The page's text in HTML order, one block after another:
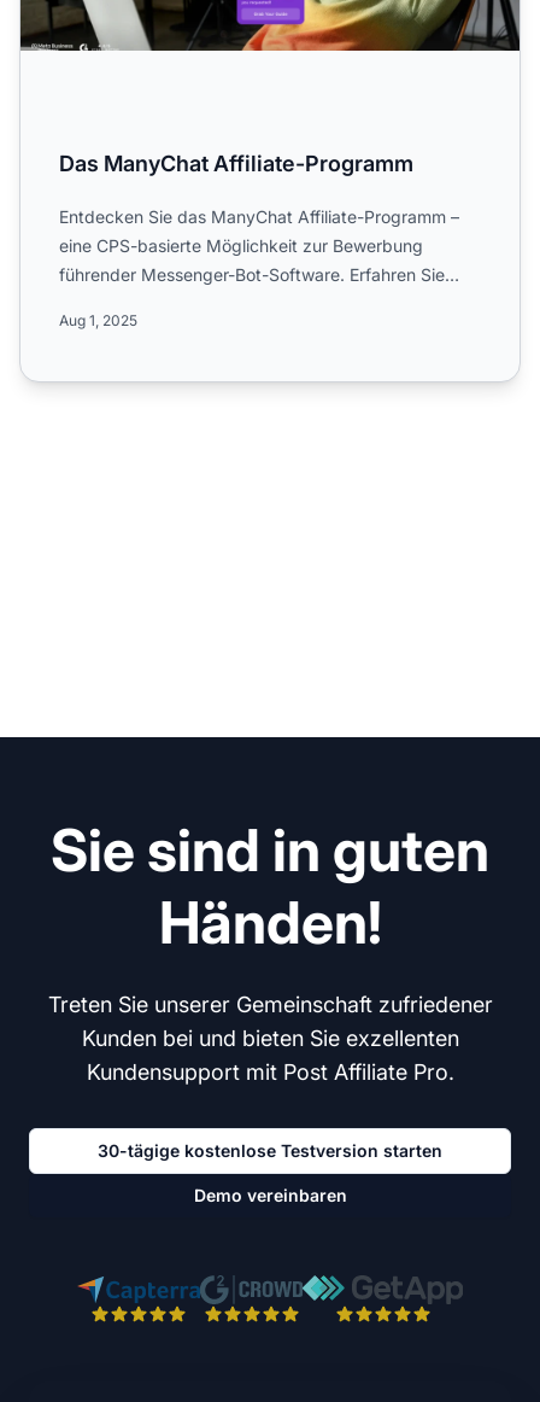
Das ManyChat Affiliate-Programm
Entdecken Sie das ManyChat Affiliate-Programm –
eine CPS-basierte Möglichkeit zur Bewerbung
führender Messenger-Bot-Software. Erfahren Sie
Aug 1, 2025
Sie sind in guten
Händen!
Treten Sie unserer Gemeinschaft zufriedener
Kunden bei und bieten Sie exzellenten
Kundensupport mit Post Affiliate Pro.
30-tägige kostenlose Testversion starten
Demo vereinbaren